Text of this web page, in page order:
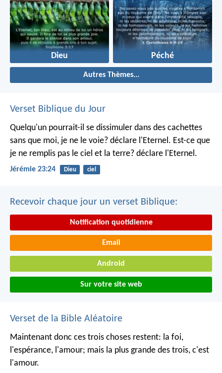
Dieu Péché
Autres Thèmes...
Verset Biblique du Jour
Quelqu'un pourrait-il se dissimuler dans des cachettes
sans que moi, je ne le voie? déclare l'Eternel. Est-ce que
je ne remplis pas le ciel et la terre? déclare l'Eternel.
Jérémie 23:24 Dieu ciel
Recevoir chaque jour un verset Biblique:
Notification quotidienne
Email
Android
Sur votre site web
Verset de la Bible Aléatoire
Maintenant donc ces trois choses restent: la foi,
l'espérance, l'amour; mais la plus grande des trois, c'est
l'amour.